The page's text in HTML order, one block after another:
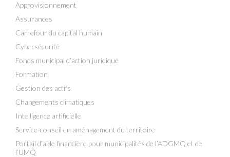
Approvisionnement
Assurances
Carrefour du capital humain
Cybersécurité
Fonds municipal d’action juridique
Formation
Gestion des actifs
Changements climatiques
Intelligence artificielle
Service-conseil en aménagement du territoire
Portail d’aide financière pour municipalités de l’ADGMQ et de
l’UMQ